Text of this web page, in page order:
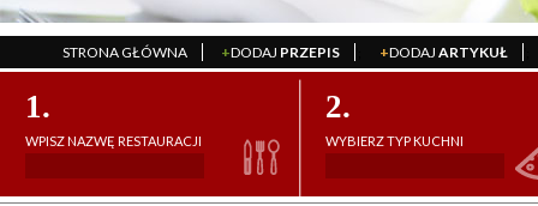
STRONA GŁÓWNA +DODAJ PRZEPIS +DODAJ ARTYKUŁ
1.
WPISZ NAZWĘ RESTAURACJI
2.
WYBIERZ TYP KUCHNI